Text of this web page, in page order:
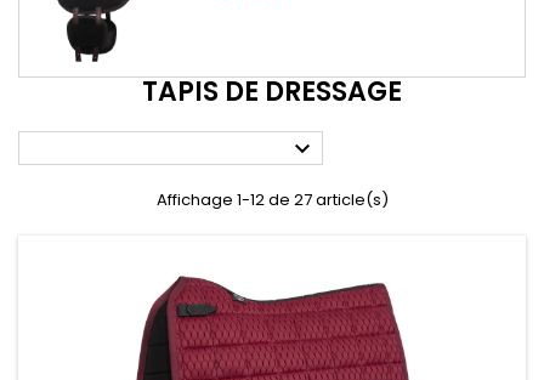
TAPIS DE DRESSAGE

Affichage 1-12 de 27 article(s)